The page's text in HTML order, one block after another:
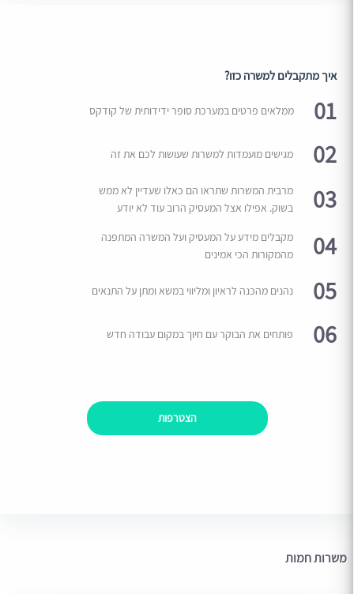
איך מתקבלים למשרה כזו?
01 ממלאים פרטים במערכת סופר ידידותית של קודקס
02 מגישים מועמדות למשרות שעושות לכם את זה
03
מרבית המשרות שתראו הם כאלו שעדיין לא ממש
בשוק. אפילו אצל המעסיק הרוב עוד לא יודע
04
מקבלים מידע על המעסיק ועל המשרה המתפנה
מהמקורות הכי אמינים
05 נהנים מהכנה לראיון ומליווי במשא ומתן על התנאים
06 פותחים את הבוקר עם חיוך במקום עבודה חדש
הצטרפות
משרות חמות